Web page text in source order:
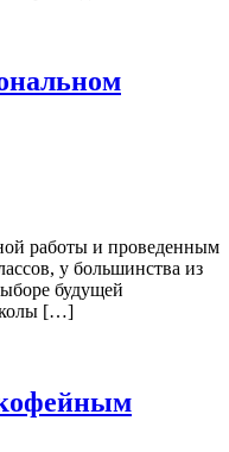
работы и проведенным
у большинства из
будущей
[…]